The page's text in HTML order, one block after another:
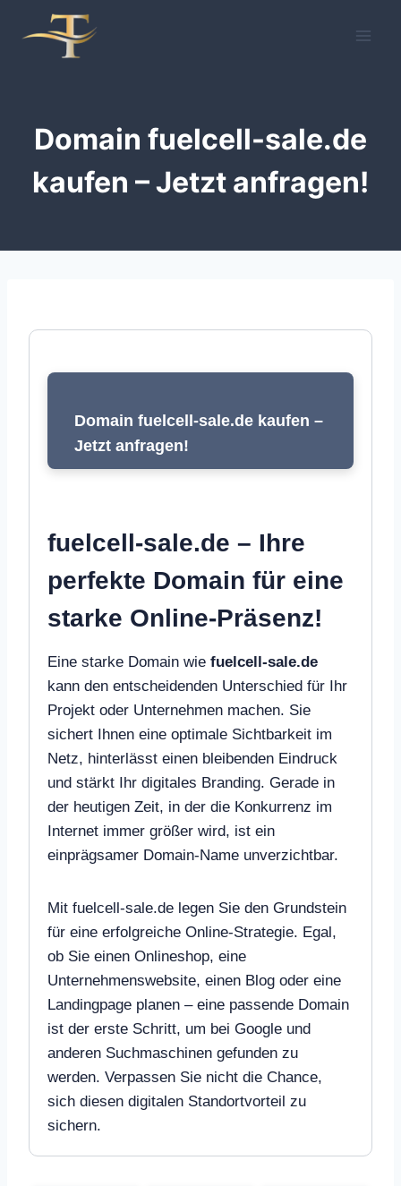
Inhalt
Domain fuelcell-sale.de
kaufen – Jetzt anfragen!
Domain fuelcell-sale.de kaufen –
Jetzt anfragen!
fuelcell-sale.de – Ihre
perfekte Domain für eine
starke Online-Präsenz!
Eine starke Domain wie fuelcell-sale.de
kann den entscheidenden Unterschied für Ihr
Projekt oder Unternehmen machen. Sie
sichert Ihnen eine optimale Sichtbarkeit im
Netz, hinterlässt einen bleibenden Eindruck
und stärkt Ihr digitales Branding. Gerade in
der heutigen Zeit, in der die Konkurrenz im
Internet immer größer wird, ist ein
einprägsamer Domain-Name unverzichtbar.
Mit fuelcell-sale.de legen Sie den Grundstein
für eine erfolgreiche Online-Strategie. Egal,
ob Sie einen Onlineshop, eine
Unternehmenswebsite, einen Blog oder eine
Landingpage planen – eine passende Domain
ist der erste Schritt, um bei Google und
anderen Suchmaschinen gefunden zu
werden. Verpassen Sie nicht die Chance,
sich diesen digitalen Standortvorteil zu
sichern.